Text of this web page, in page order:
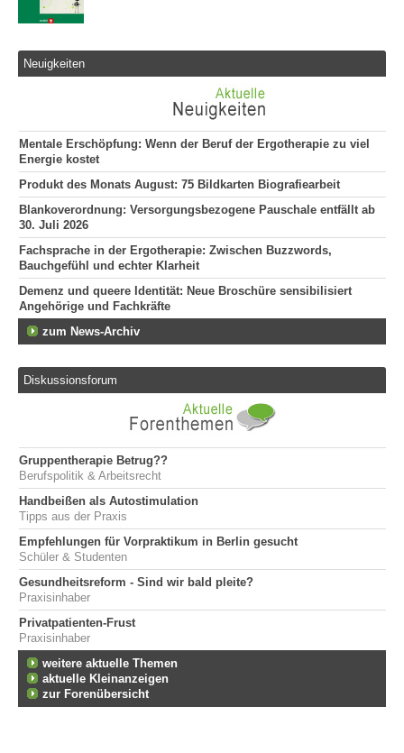
Neuigkeiten
Mentale Erschöpfung: Wenn der Beruf der Ergotherapie zu viel
Energie kostet
Produkt des Monats August: 75 Bildkarten Biografiearbeit
Blankoverordnung: Versorgungsbezogene Pauschale entfällt ab
30. Juli 2026
Fachsprache in der Ergotherapie: Zwischen Buzzwords,
Bauchgefühl und echter Klarheit
Demenz und queere Identität: Neue Broschüre sensibilisiert
Angehörige und Fachkräfte
zum News-Archiv
Diskussionsforum
Gruppentherapie Betrug??
Berufspolitik & Arbeitsrecht
Handbeißen als Autostimulation
Tipps aus der Praxis
Empfehlungen für Vorpraktikum in Berlin gesucht
Schüler & Studenten
Gesundheitsreform - Sind wir bald pleite?
Praxisinhaber
Privatpatienten-Frust
Praxisinhaber
weitere aktuelle Themen
aktuelle Kleinanzeigen
zur Forenübersicht